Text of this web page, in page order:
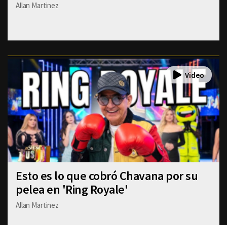
Allan Martinez
Esto es lo que cobró Chavana por su
pelea en 'Ring Royale'
Allan Martinez